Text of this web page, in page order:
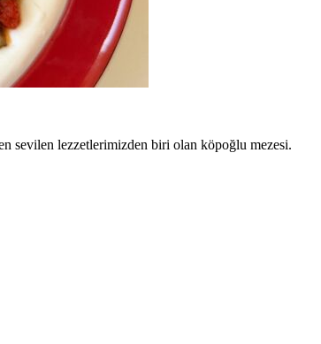
sevilen lezzetlerimizden biri olan köpoğlu mezesi.